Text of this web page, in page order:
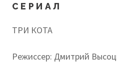
СЕРИАЛ
ТРИ КОТА
Режиссер: Дмитрий